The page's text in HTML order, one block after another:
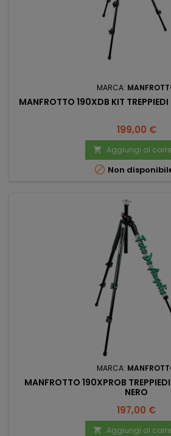
MARCA:
MANFROTTO 190XDB KIT
Prezzo
199,00 €
 Aggiungi al
 Non
MARCA:
MANFROTTO 190XPROB
NERO
Prezzo
197,00 €
 Aggiungi al